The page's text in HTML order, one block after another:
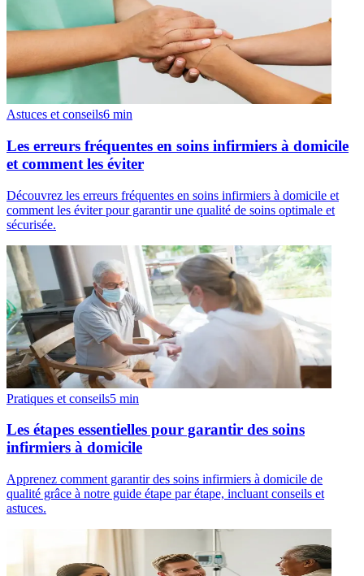
Astuces et conseils6 min
Les erreurs fréquentes en soins infirmiers à domicile
et comment les éviter
Découvrez les erreurs fréquentes en soins infirmiers à domicile et
comment les éviter pour garantir une qualité de soins optimale et
sécurisée.
Pratiques et conseils5 min
Les étapes essentielles pour garantir des soins
infirmiers à domicile
Apprenez comment garantir des soins infirmiers à domicile de
qualité grâce à notre guide étape par étape, incluant conseils et
astuces.